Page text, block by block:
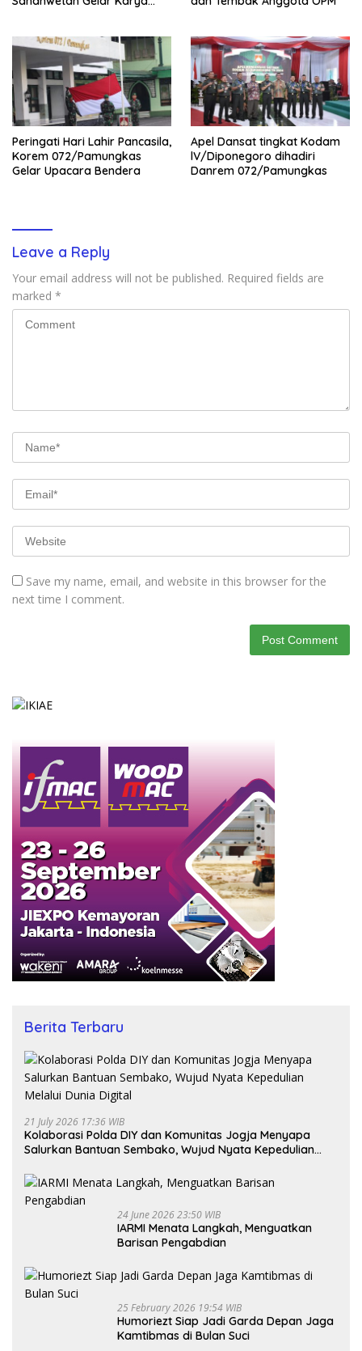
Peringati Hari Lahir Pancasila,
Korem 072/Pamungkas
Gelar Upacara Bendera
Apel Dansat tingkat Kodam
lV/Diponegoro dihadiri
Danrem 072/Pamungkas
Leave a Reply
Your email address will not be published. Required fields are
marked *
Save my name, email, and website in this browser for the
next time I comment.
Berita Terbaru
21 July 2026 17:36 WIB
Kolaborasi Polda DIY dan Komunitas Jogja Menyapa
Salurkan Bantuan Sembako, Wujud Nyata Kepedulian
24 June 2026 23:50 WIB
IARMI Menata Langkah, Menguatkan
Barisan Pengabdian
25 February 2026 19:54 WIB
Humoriezt Siap Jadi Garda Depan Jaga
Kamtibmas di Bulan Suci